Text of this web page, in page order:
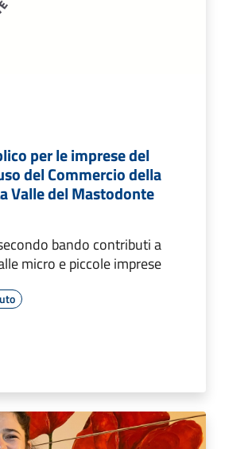
per le imprese del
del Commercio della
Valle del Mastodonte
bando contributi a
micro e piccole imprese